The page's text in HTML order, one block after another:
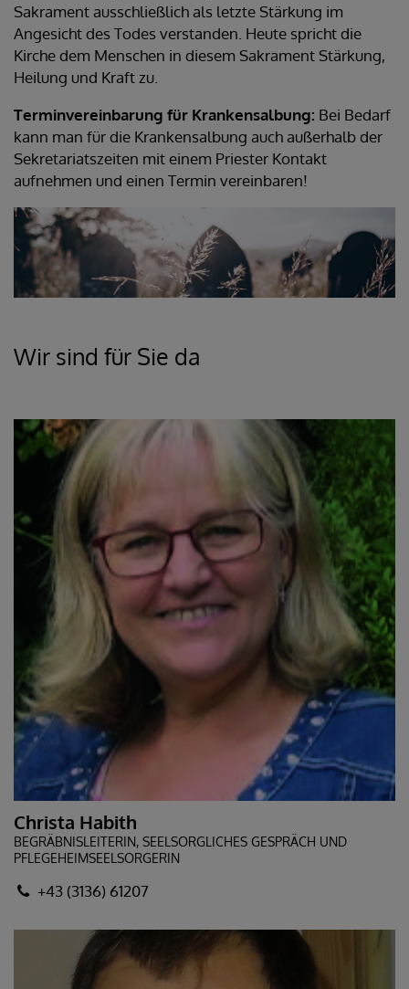
Sakrament ausschließlich als letzte Stärkung im
Angesicht des Todes verstanden. Heute spricht die
Kirche dem Menschen in diesem Sakrament Stärkung,
Heilung und Kraft zu.
Terminvereinbarung für Krankensalbung: Bei Bedarf
kann man für die Krankensalbung auch außerhalb der
Sekretariatszeiten mit einem Priester Kontakt
aufnehmen und einen Termin vereinbaren!
Wir sind für Sie da
Christa Habith
BEGRÄBNISLEITERIN, SEELSORGLICHES GESPRÄCH UND
PFLEGEHEIMSEELSORGERIN
+43 (3136) 61207